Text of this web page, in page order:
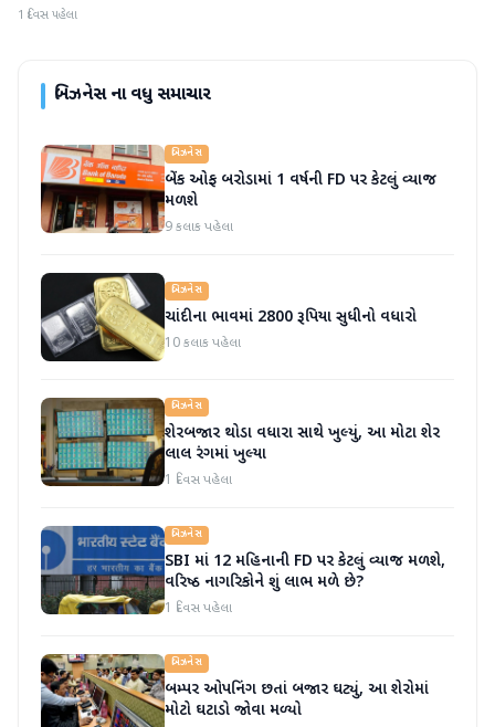
1 દિવસ પહેલા
બિઝનેસના વધુ સમાચાર
બિઝનેસ
બેંક ઓફ બરોડામાં 1 વર્ષની FD પર કેટલું વ્યાજ
મળશે
9 કલાક પહેલા
બિઝનેસ
ચાંદીના ભાવમાં 2800 રૂપિયા સુધીનો વધારો
10 કલાક પહેલા
બિઝનેસ
શેરબજાર થોડા વધારા સાથે ખુલ્યું, આ મોટા શેર
લાલ રંગમાં ખુલ્યા
1 દિવસ પહેલા
બિઝનેસ
SBI માં 12 મહિનાની FD પર કેટલું વ્યાજ મળશે,
વરિષ્ઠ નાગરિકોને શું લાભ મળે છે?
1 દિવસ પહેલા
બિઝનેસ
બમ્પર ઓપનિંગ છતાં બજાર ઘટ્યું, આ શેરોમાં
મોટો ઘટાડો જોવા મળ્યો